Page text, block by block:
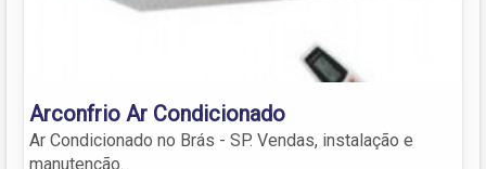
Arconfrio Ar Condicionado
Ar Condicionado no Brás - SP. Vendas, instalação e
manutenção.